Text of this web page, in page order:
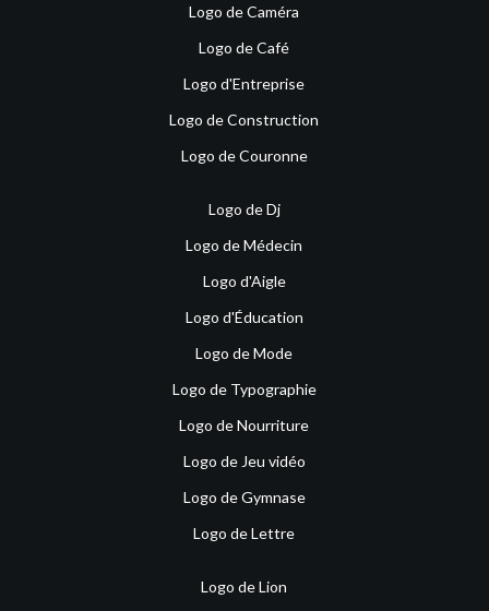
Logo de Caméra
Logo de Café
Logo d'Entreprise
Logo de Construction
Logo de Couronne
Logo de Dj
Logo de Médecin
Logo d'Aigle
Logo d'Éducation
Logo de Mode
Logo de Typographie
Logo de Nourriture
Logo de Jeu vidéo
Logo de Gymnase
Logo de Lettre
Logo de Lion